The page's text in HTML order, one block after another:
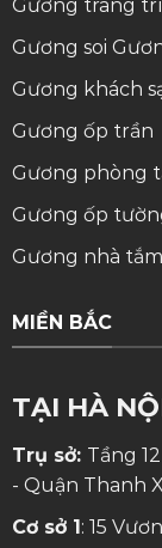
Gương trang
Gương soi
Gương khách
Gương ốp trần
Gương phòng
Gương ốp
Gương nhà tắm
MIỀN BẮC
TẠI HÀ
Trụ sở: Tầng
- Quận Thanh
Cơ sở 1 : 15